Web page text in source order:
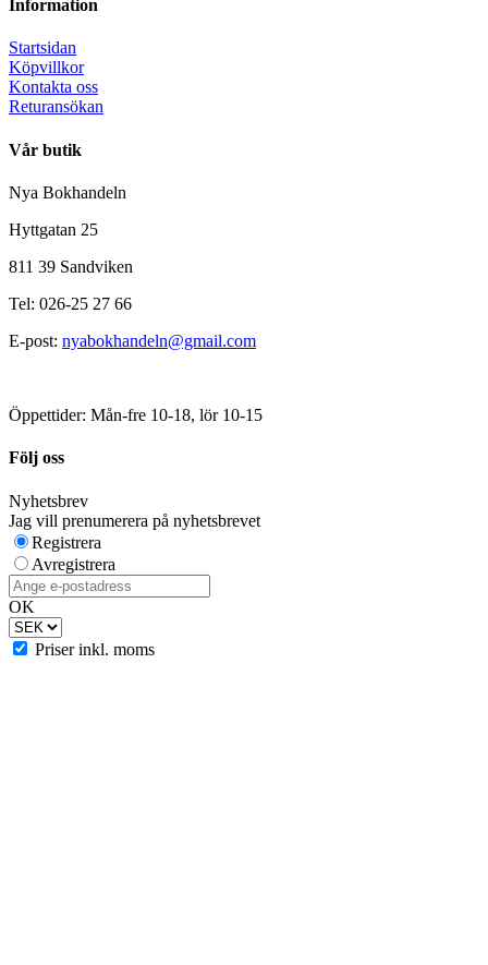
Information
Startsidan
Köpvillkor
Kontakta oss
Returansökan
Vår butik
Nya Bokhandeln
Hyttgatan 25
811 39 Sandviken
Tel: 026-25 27 66
E-post: nyabokhandeln@gmail.com
Öppettider: Mån-fre 10-18, lör 10-15
Följ oss
Nyhetsbrev
Jag vill prenumerera på nyhetsbrevet
Registrera
Avregistrera
OK
Priser inkl. moms